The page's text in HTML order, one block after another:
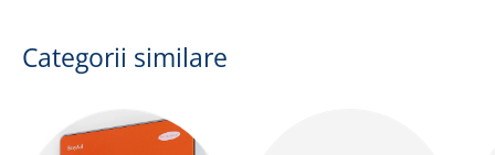
Categorii similare